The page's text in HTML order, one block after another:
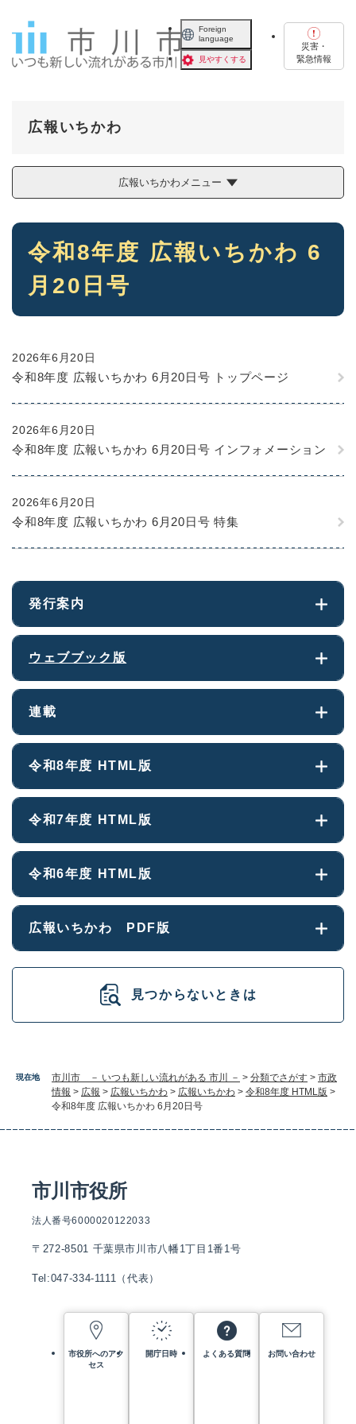
Foreign
language
見やすくする
災害・
緊急情報
現在地 市川市 － いつも新しい流れがある 市川 － > 分類でさがす > 市政
情報 > 広報 > 広報いちかわ > 広報いちかわ > 令和8年度 HTML版 >
令和8年度 広報いちかわ 6月20日号
広報いちかわ
広報いちかわメニュー
本
令和8年度 広報いちかわ 6
月20日号
2026年6月20日
令和8年度 広報いちかわ 6月20日号 トップページ
2026年6月20日
令和8年度 広報いちかわ 6月20日号 インフォメーション
2026年6月20日
令和8年度 広報いちかわ 6月20日号 特集
発行案内
ウェブブック版
連載
令和8年度 HTML版
令和7年度 HTML版
令和6年度 HTML版
広報いちかわ PDF版
見つからないときは
市川市役所
法人番号6000020122033
〒272-8501 千葉県市川市八幡1丁目1番1号
Tel:047-334-1111（代表）
市役所へのアク
セス
開庁日時 よくある質問 お問い合わせ